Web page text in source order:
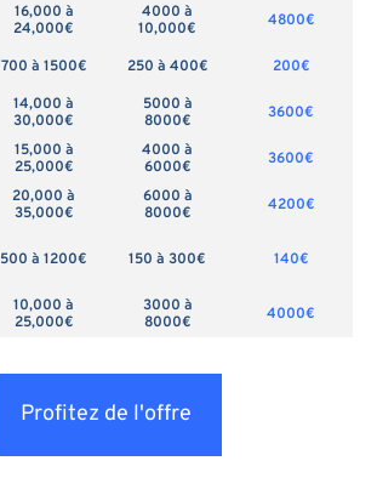
16,000 à
24,000€
4000 à
10,000€
4800€
700 à 1500€ 250 à 400€
200€
14,000 à
30,000€
5000 à
8000€
3600€
15,000 à
25,000€
4000 à
6000€
3600€
20,000 à
35,000€
6000 à
8000€
4200€
500 à 1200€ 150 à 300€ 140€
10,000 à
25,000€
3000 à
8000€
4000€
Profitez de l'offre